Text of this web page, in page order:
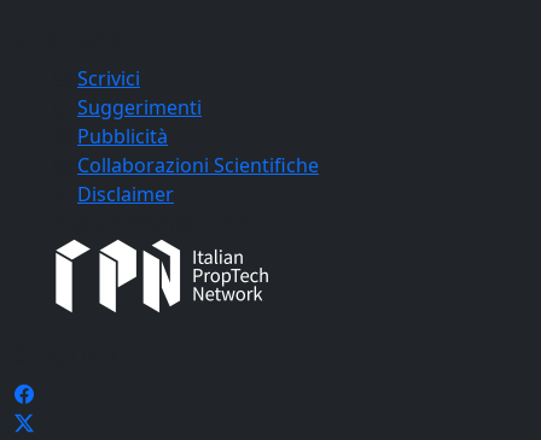
Scrivici
Suggerimenti
Pubblicità
Collaborazioni Scientifiche
Disclaimer